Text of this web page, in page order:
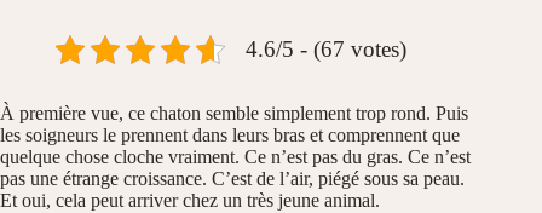
4.6/5 - (67 votes)
À première vue, ce chaton semble simplement trop rond. Puis
les soigneurs le prennent dans leurs bras et comprennent que
quelque chose cloche vraiment. Ce n’est pas du gras. Ce n’est
pas une étrange croissance. C’est de l’air, piégé sous sa peau.
Et oui, cela peut arriver chez un très jeune animal.